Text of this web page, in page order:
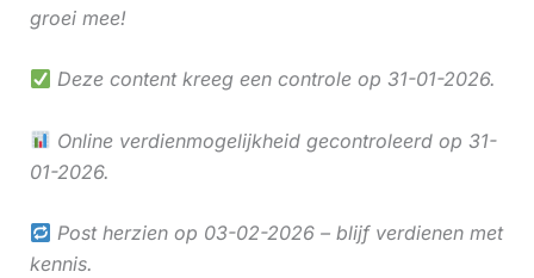
groei mee!
Deze content kreeg een controle op 31-01-2026.
Online verdienmogelijkheid gecontroleerd op 31-
01-2026.
Post herzien op 03-02-2026 – blijf verdienen met
kennis.